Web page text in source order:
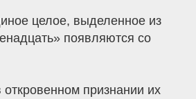
целое, выделенное из
появляются со
признании их